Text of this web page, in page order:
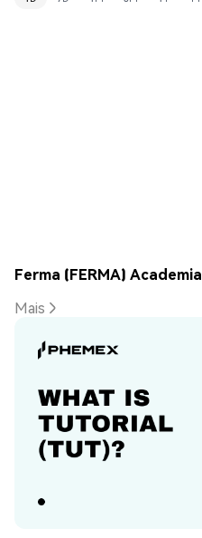
Ferma (FERMA) Academia
Mais